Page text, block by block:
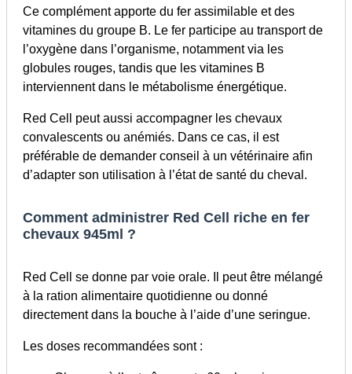
Ce complément apporte du fer assimilable et des
vitamines du groupe B. Le fer participe au transport de
l’oxygène dans l’organisme, notamment via les
globules rouges, tandis que les vitamines B
interviennent dans le métabolisme énergétique.
Red Cell peut aussi accompagner les chevaux
convalescents ou anémiés. Dans ce cas, il est
préférable de demander conseil à un vétérinaire afin
d’adapter son utilisation à l’état de santé du cheval.
Comment administrer Red Cell riche en fer
chevaux 945ml ?
Red Cell se donne par voie orale. Il peut être mélangé
à la ration alimentaire quotidienne ou donné
directement dans la bouche à l’aide d’une seringue.
Les doses recommandées sont :